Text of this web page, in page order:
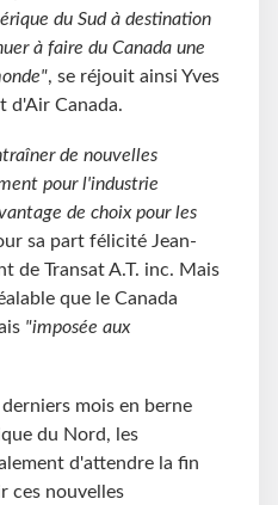
du Sud à destination
à faire du Canada une
, se réjouit ainsi Yves
d'Air Canada.
de nouvelles
pour l'industrie
de choix pour les
sa part félicité Jean-
de Transat A.T. inc. Mais
que le Canada
"imposée aux
mois en berne
du Nord, les
d'attendre la fin
ces nouvelles